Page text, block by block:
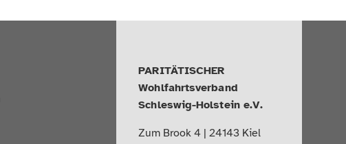
PARITÄTISCHER
Wohlfahrtsverband
Schleswig-Holstein e.V.
Zum Brook 4 | 24143 Kiel